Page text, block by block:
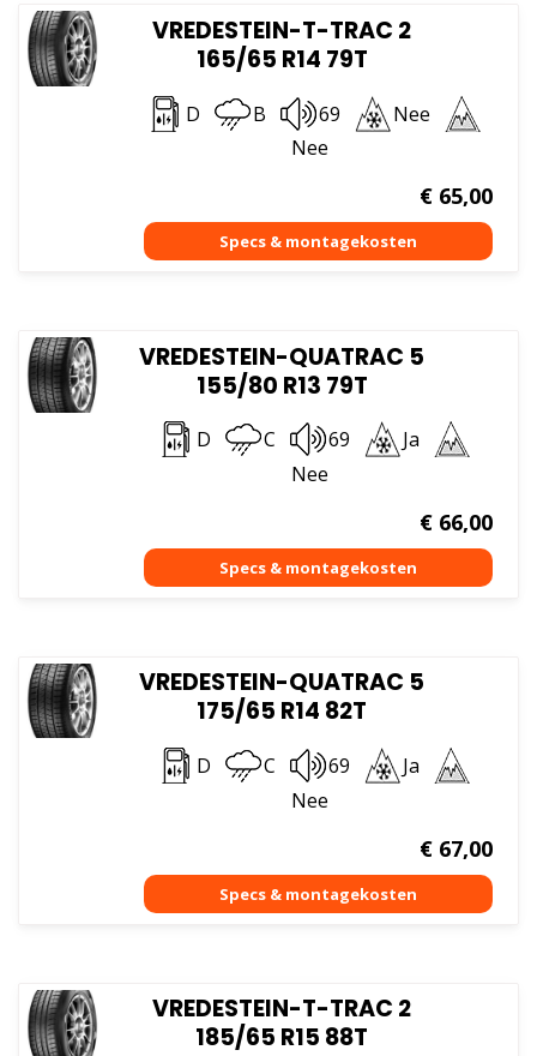
VREDESTEIN-T-TRAC 2
165/65 R14 79T
D B 69
Nee
Nee
€65,00
VREDESTEIN-QUATRAC 5
155/80 R13 79T
D C 69
Ja
Nee
€66,00
VREDESTEIN-QUATRAC 5
175/65 R14 82T
D C 69
Ja
Nee
€67,00
VREDESTEIN-T-TRAC 2
185/65 R15 88T